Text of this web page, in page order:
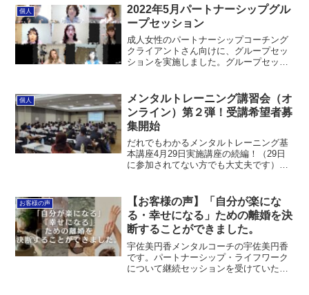
個人
2022年5月パートナーシップグル
ープセッション
成人女性のパートナーシップコーチング
クライアントさん向けに、グループセッ
ションを実施しました。グループセッシ
こと、アドバイスを客観的に聞けるこ
と、などたくさんあります。...
個人
メンタルトレーニング講習会（オ
ンライン）第２弾！受講希望者募
集開始
だれでもわかるメンタルトレーニング基
本講座4月29日実施講座の続編！（29日
に参加されてない方でも大丈夫です）お
ゃないの？」「子どもが気分の波で動け
ないとき、どう声をか...
お客様の声
【お客様の声】「自分が楽にな
る・幸せになる」ための離婚を決
断することができました。
宇佐美円香メンタルコーチの宇佐美円香
です。パートナーシップ・ライフワーク
について継続セッションを受けていた方